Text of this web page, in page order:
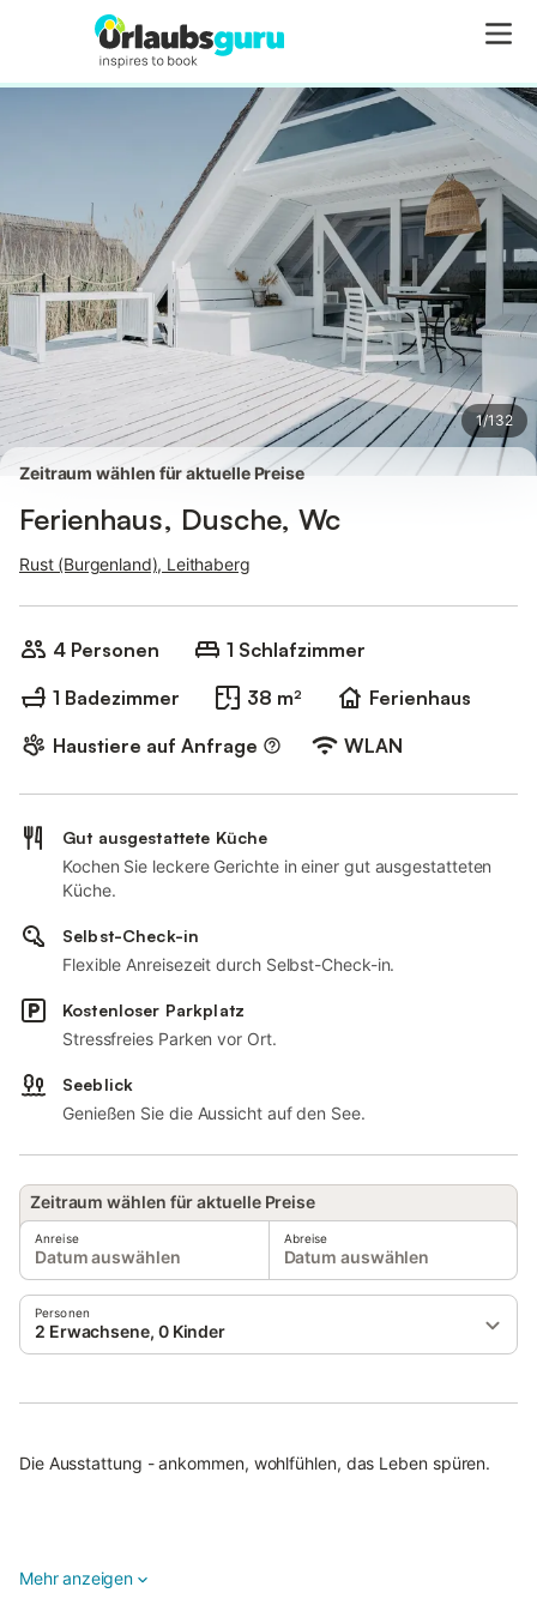
1/132
Ausstattung
Zeitraum wählen für aktuelle Preise
Ferienhaus, Dusche, Wc
Rust (Burgenland), Leithaberg
4 Personen
1 Schlafzimmer
1 Badezimmer
38 m²
Ferienhaus
Haustiere auf Anfrage
WLAN
Gut ausgestattete Küche
Kochen Sie leckere Gerichte in einer gut ausgestatteten
Küche.
Selbst-Check-in
Flexible Anreisezeit durch Selbst-Check-in.
Kostenloser Parkplatz
Stressfreies Parken vor Ort.
Seeblick
Genießen Sie die Aussicht auf den See.
Zeitraum wählen für aktuelle Preise
Anreise
Datum auswählen
Abreise
Datum auswählen
Personen
2 Erwachsene, 0 Kinder
Die Ausstattung - ankommen, wohlfühlen, das Leben spüren.
Neusiedler See und ist bequem ohne Boot über einen Holzsteg
Mehr anzeigen